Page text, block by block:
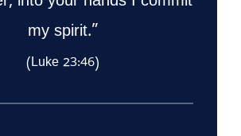
my spirit.”
(Luke 23:46)